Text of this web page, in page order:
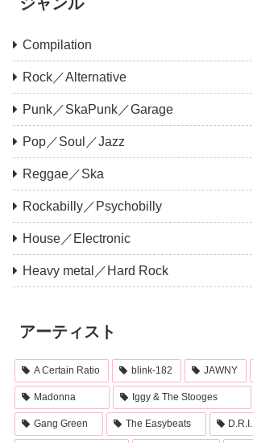
Compilation
Rock／Alternative
Punk／SkaPunk／Garage
Pop／Soul／Jazz
Reggae／Ska
Rockabilly／Psychobilly
House／Electronic
Heavy metal／Hard Rock
アーティスト
A Certain Ratio blink-182 JAWNY
Madonna Iggy & The Stooges
Gang Green The Easybeats D.R.I.